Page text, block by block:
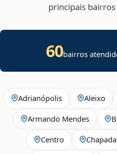
principais bairros
60bairros
Adrianópolis Aleixo
Armando Mendes
Centro Chapada